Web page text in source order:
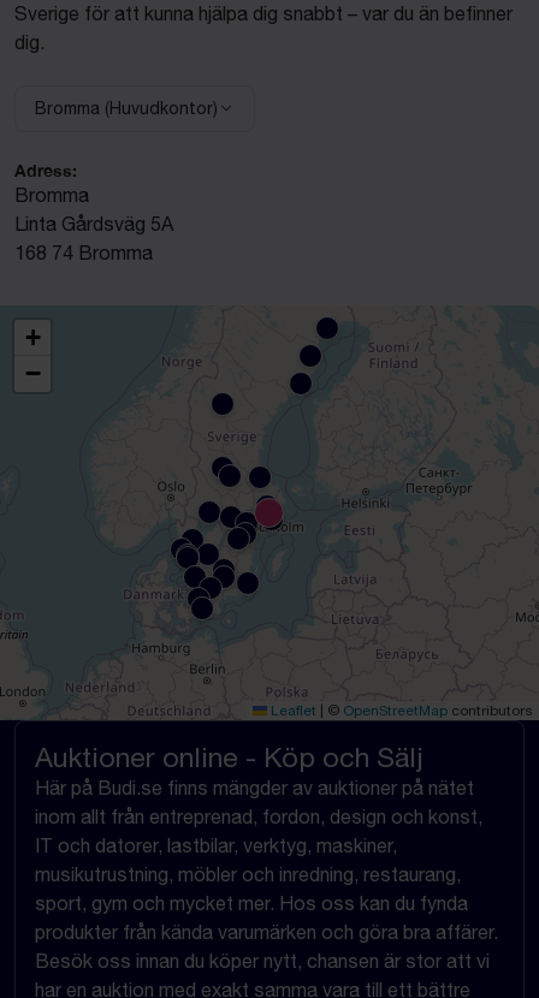
Sverige för att kunna hjälpa dig snabbt – var du än befinner
dig.
Välj anläggning:
Bromma (Huvudkontor)
Adress:
Bromma
Linta Gårdsväg 5A
168 74 Bromma
+
−
Leaflet | © OpenStreetMap contributors
Auktioner online - Köp och Sälj
Här på Budi.se finns mängder av auktioner på nätet
inom allt från entreprenad, fordon, design och konst,
IT och datorer, lastbilar, verktyg, maskiner,
musikutrustning, möbler och inredning, restaurang,
sport, gym och mycket mer. Hos oss kan du fynda
produkter från kända varumärken och göra bra affärer.
Besök oss innan du köper nytt, chansen är stor att vi
har en auktion med exakt samma vara till ett bättre